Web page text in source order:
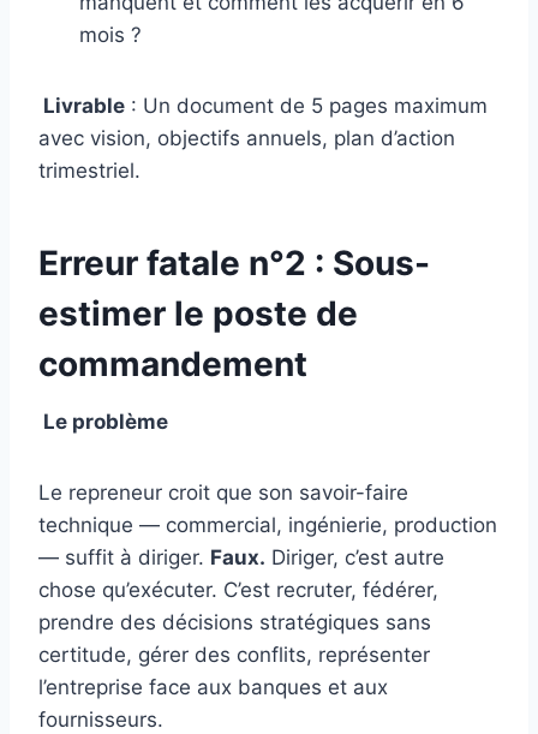
mois ?
Livrable : Un document de 5 pages maximum
avec vision, objectifs annuels, plan d’action
trimestriel.
Erreur fatale n°2 : Sous-
estimer le poste de
commandement
Le problème
Le repreneur croit que son savoir-faire
technique — commercial, ingénierie, production
— suffit à diriger. Faux. Diriger, c’est autre
chose qu’exécuter. C’est recruter, fédérer,
prendre des décisions stratégiques sans
certitude, gérer des conflits, représenter
l’entreprise face aux banques et aux
fournisseurs.